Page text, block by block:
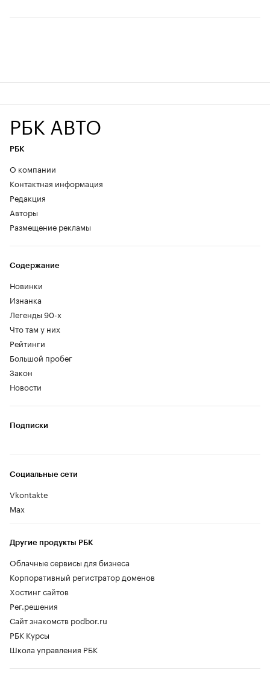
РБК АВТО
РБК
О компании
Контактная информация
Редакция
Авторы
Размещение рекламы
Содержание
Новинки
Изнанка
Легенды 90-х
Что там у них
Рейтинги
Большой пробег
Закон
Новости
Социальные сети
Vkontakte
Max
Другие продукты РБК
Облачные сервисы для бизнеса
Корпоративный регистратор доменов
Хостинг сайтов
Рег.решения
Сайт знакомств podbor.ru
РБК Курсы
Школа управления РБК
Подписки